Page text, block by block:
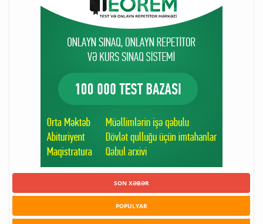
SON XƏBƏR
POPULYAR